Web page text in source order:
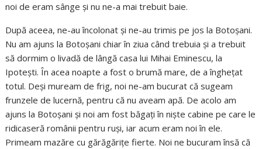
noi de eram sânge și nu ne-a mai trebuit baie.
După aceea, ne-au încolonat și ne-au trimis pe jos la Botoșani.
Nu am ajuns la Botoșani chiar în ziua când trebuia și a trebuit
să dormim o livadă de lângă casa lui Mihai Eminescu, la
Ipotești. În acea noapte a fost o brumă mare, de a înghețat
totul. Deși muream de frig, noi ne-am bucurat că sugeam
frunzele de lucernă, pentru că nu aveam apă. De acolo am
ajuns la Botoșani și noi am fost băgați în niște cabine pe care le
ridicaseră românii pentru ruși, iar acum eram noi în ele.
Primeam mazăre cu gărăgărițe fierte. Noi ne bucuram însă că